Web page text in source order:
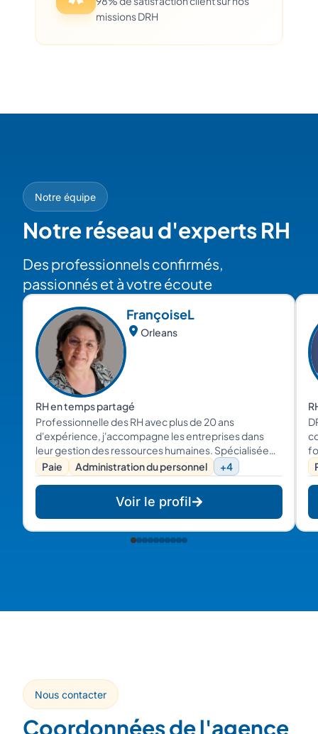
missions DRH
Notre équipe
Notre réseau d'experts RH
Des professionnels confirmés,
passionnés et à votre écoute
FrançoiseL
Orleans
RH en temps partagé
Professionnelle des RH avec plus de 20 ans
d'expérience, j'accompagne les entreprises dans
leur gestion des ressources humaines. Spécialisée
dans l'administration du personnel, la gestion de la
paie, le recrutement, ainsi que la gestion des emplois
et des compétences, j'apporte des solutions sur
mesure pour répondre aux besoins spécifiques de
votre organisation. Mon expertise et mon approche
centrée sur les résultats vous assurent un
Paie Administration du personnel +4
Voir le profil
Nous contacter
Coordonnées de l'agence